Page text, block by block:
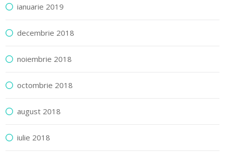
ianuarie 2019
decembrie 2018
noiembrie 2018
octombrie 2018
august 2018
iulie 2018